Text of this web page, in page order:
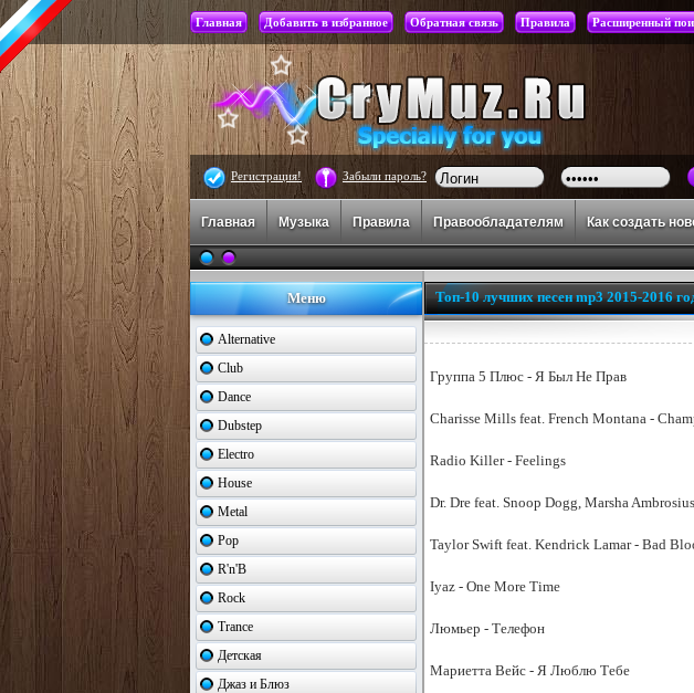
Главная Добавить в избранное Обратная связь Правила Расширенный
Регистрация! Забыли пароль?
Главная Музыка Правила Правообладателям Как создать
Меню
Alternative
Club
Dance
Dubstep
Electro
House
Metal
Pop
R'n'B
Rock
Trance
Детская
Джаз и Блюз
Топ-10 лучших песен mp3 2015-2016
Группа 5 Плюс - Я Был Не Прав
Charisse Mills feat. French Montana -
Radio Killer - Feelings
Dr. Dre feat. Snoop Dogg, Marsha
Taylor Swift feat. Kendrick Lamar - Bad
Iyaz - One More Time
Люмьер - Телефон
Мариетта Вейс - Я Люблю Тебе